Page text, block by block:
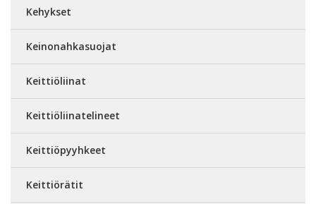
Kehykset
Keinonahkasuojat
Keittiöliinat
Keittiöliinatelineet
Keittiöpyyhkeet
Keittiörätit